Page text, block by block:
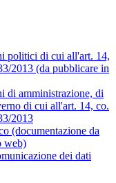
politici di cui all'art. 14,
2013 (da pubblicare in
di amministrazione, di
di cui all'art. 14, co.
2013
(documentazione da
web)
dei dati